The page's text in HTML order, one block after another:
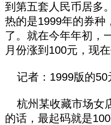
到第五套人民币居多
热的是1999年的券种
了。就在今年年初，
月份涨到100元，现在
记者：1999版的50
杭州某收藏市场女
的话，最起码就是100